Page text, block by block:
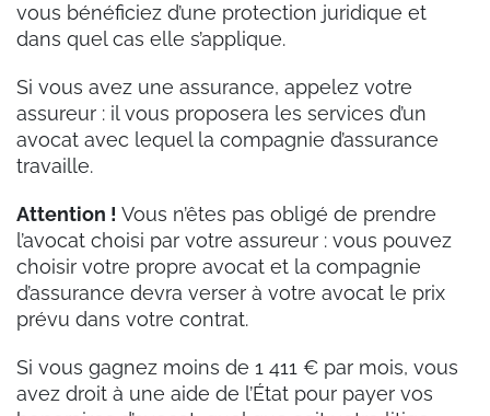
vous bénéficiez d’une protection juridique et
dans quel cas elle s’applique.
Si vous avez une assurance, appelez votre
assureur : il vous proposera les services d’un
avocat avec lequel la compagnie d’assurance
travaille.
Attention ! Vous n’êtes pas obligé de prendre
l’avocat choisi par votre assureur : vous pouvez
choisir votre propre avocat et la compagnie
d’assurance devra verser à votre avocat le prix
prévu dans votre contrat.
Si vous gagnez moins de 1 411 € par mois, vous
avez droit à une aide de l’État pour payer vos